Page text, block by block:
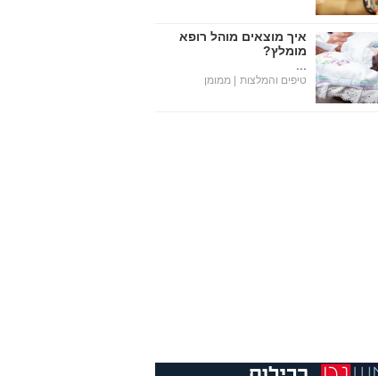
איך מוצאים מוהל רופא
מומלץ?
טיפים והמלצות | ממומן